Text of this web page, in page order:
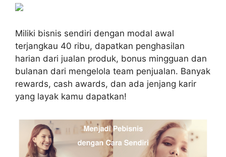
Miliki bisnis sendiri dengan modal awal
terjangkau 40 ribu, dapatkan penghasilan
harian dari jualan produk, bonus mingguan dan
bulanan dari mengelola team penjualan. Banyak
rewards, cash awards, dan ada jenjang karir
yang layak kamu dapatkan!